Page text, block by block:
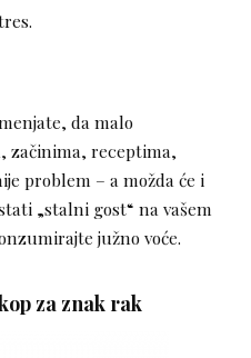
da malo
začinima, receptima,
problem – a možda će i
„stalni gost“ na vašem
južno voće.
za znak rak